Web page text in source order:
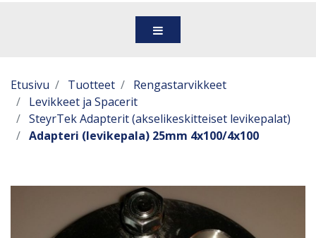
Etusivu Tuotteet
Rengastarvikkeet
Levikkeet ja Spacerit
SteyrTek Adapterit (akselikeskitteiset levikepalat)
Adapteri (levikepala) 25mm 4x100/4x100